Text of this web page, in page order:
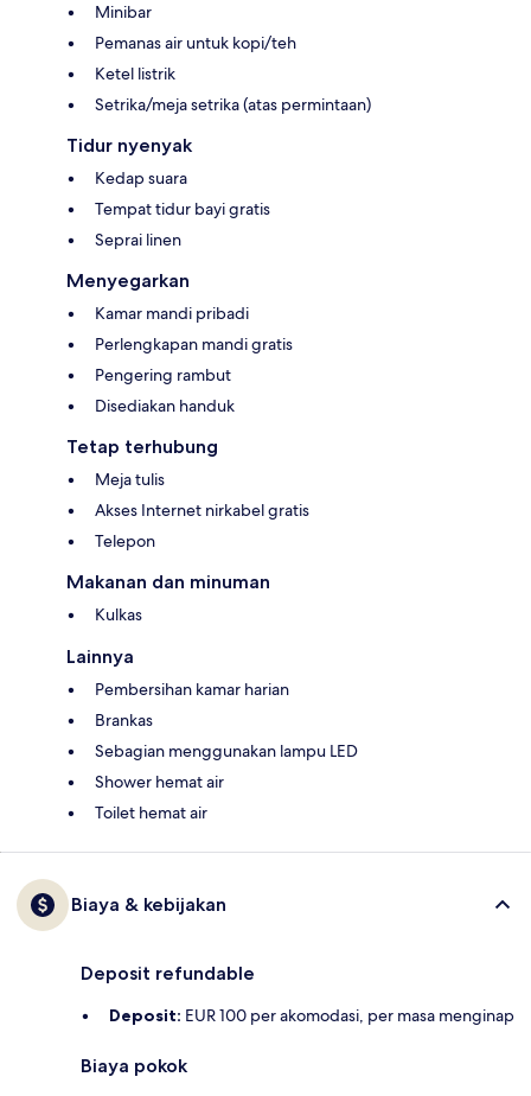
Minibar
Pemanas air untuk kopi/teh
Ketel listrik
Setrika/meja setrika (atas permintaan)
Tidur nyenyak
Kedap suara
Tempat tidur bayi gratis
Seprai linen
Menyegarkan
Kamar mandi pribadi
Perlengkapan mandi gratis
Pengering rambut
Disediakan handuk
Tetap terhubung
Meja tulis
Akses Internet nirkabel gratis
Telepon
Makanan dan minuman
Kulkas
Lainnya
Pembersihan kamar harian
Brankas
Sebagian menggunakan lampu LED
Shower hemat air
Toilet hemat air
Biaya & kebijakan
Deposit refundable
Deposit: EUR 100 per akomodasi, per masa menginap
Biaya pokok